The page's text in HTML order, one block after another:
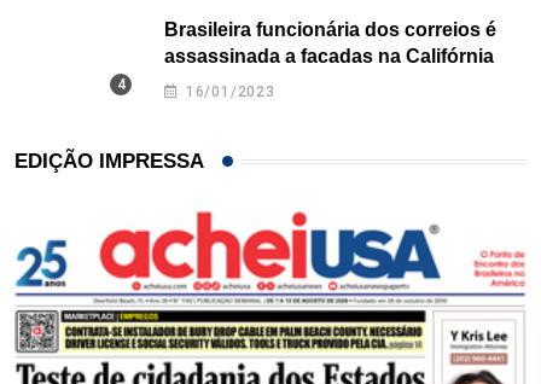
Brasileira funcionária dos correios é
assassinada a facadas na Califórnia
16/01/2023
EDIÇÃO IMPRESSA